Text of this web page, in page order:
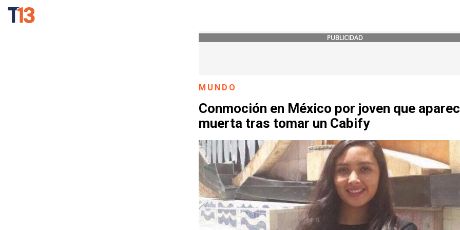
PUBLICIDAD
MUNDO
Conmoción en México por joven que
muerta tras tomar un Cabify